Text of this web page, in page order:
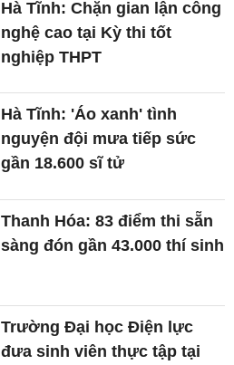
Hà Tĩnh: Chặn gian lận công
nghệ cao tại Kỳ thi tốt
nghiệp THPT
Hà Tĩnh: 'Áo xanh' tình
nguyện đội mưa tiếp sức
gần 18.600 sĩ tử
Thanh Hóa: 83 điểm thi sẵn
sàng đón gần 43.000 thí sinh
Trường Đại học Điện lực
đưa sinh viên thực tập tại